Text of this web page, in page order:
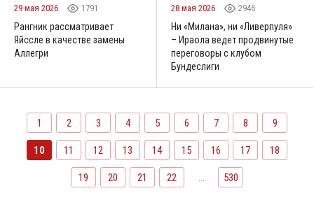
29 мая 2026 1791
Рангник рассматривает
Яйссле в качестве замены
Аллегри
28 мая 2026 2946
Ни «Милана», ни «Ливерпуля»
– Ираола ведет продвинутые
переговоры с клубом
Бундеслиги
1 2 3 4 5 6 7 8 9
10 11 12 13 14 15 16 17 18
19 20 21 22 ... 530